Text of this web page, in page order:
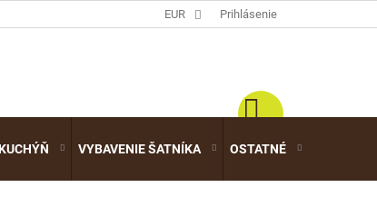
EUR Prihlásenie
VYBAVENIE ŠATNÍKA OSTATNÉ